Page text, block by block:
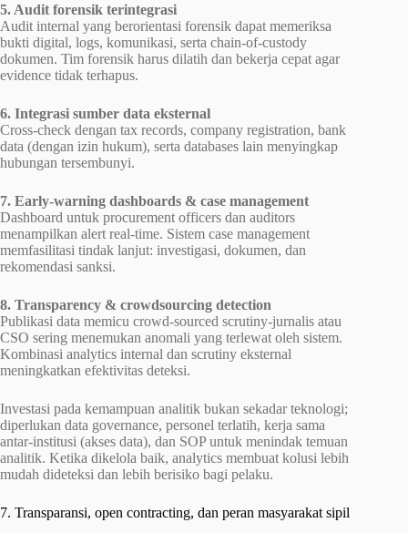
5. Audit forensik terintegrasi
Audit internal yang berorientasi forensik dapat memeriksa
bukti digital, logs, komunikasi, serta chain-of-custody
dokumen. Tim forensik harus dilatih dan bekerja cepat agar
evidence tidak terhapus.
6. Integrasi sumber data eksternal
Cross-check dengan tax records, company registration, bank
data (dengan izin hukum), serta databases lain menyingkap
hubungan tersembunyi.
7. Early-warning dashboards & case management
Dashboard untuk procurement officers dan auditors
menampilkan alert real-time. Sistem case management
memfasilitasi tindak lanjut: investigasi, dokumen, dan
rekomendasi sanksi.
8. Transparency & crowdsourcing detection
Publikasi data memicu crowd-sourced scrutiny-jurnalis atau
CSO sering menemukan anomali yang terlewat oleh sistem.
Kombinasi analytics internal dan scrutiny eksternal
meningkatkan efektivitas deteksi.
Investasi pada kemampuan analitik bukan sekadar teknologi;
diperlukan data governance, personel terlatih, kerja sama
antar-institusi (akses data), dan SOP untuk menindak temuan
analitik. Ketika dikelola baik, analytics membuat kolusi lebih
mudah dideteksi dan lebih berisiko bagi pelaku.
7. Transparansi, open contracting, dan peran masyarakat sipil